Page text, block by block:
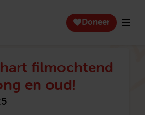
Doneer
filmochtend
en oud!